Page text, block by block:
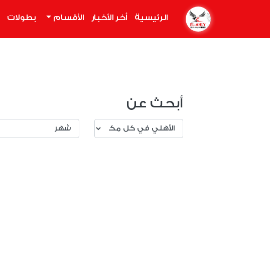
الرئيسية أخر الأخبار الأقسام بطولات
أبحث عن